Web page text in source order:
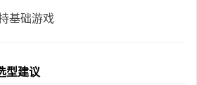
基础游戏
型建议